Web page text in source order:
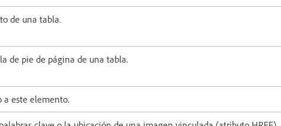
de una tabla.
de pie de página de una tabla.
a este elemento.